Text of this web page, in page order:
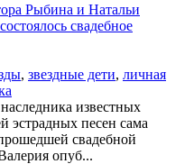
Рыбина и Натальи
свадебное
, звездные дети, личная
известных
эстрадных песен сама
свадебной
опуб...